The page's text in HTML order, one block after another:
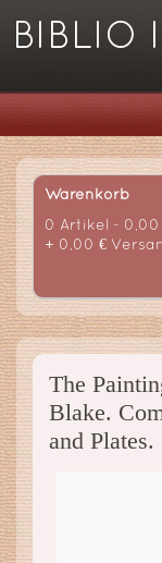
Warenkorb
0 Artikel - 0,00
+ 0,00 €
The
Blake.
and Plates.